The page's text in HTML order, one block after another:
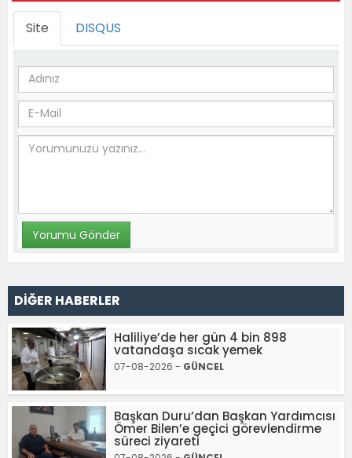
Site DISQUS
DİĞER HABERLER
Haliliye’de her gün 4 bin 898
vatandaşa sıcak yemek
07-08-2026 - GÜNCEL
Başkan Duru’dan Başkan Yardımcısı
Ömer Bilen’e geçici görevlendirme
süreci ziyareti